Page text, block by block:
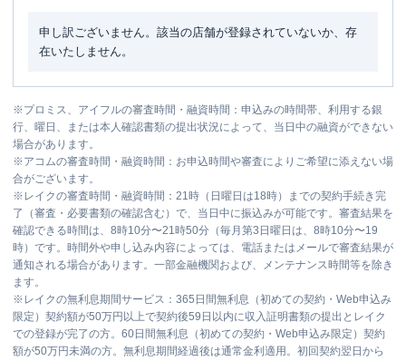
申し訳ございません。該当の店舗が登録されていないか、存
在いたしません。
※プロミス、アイフルの審査時間・融資時間：申込みの時間帯、利用する銀
行、曜日、または本人確認書類の提出状況によって、当日中の融資ができない
場合があります。
※アコムの審査時間・融資時間：お申込時間や審査によりご希望に添えない場
合がございます。
※ レイクの審査時間・融資時間：21時（日曜日は18時）までの契約手続き完
了（審査・必要書類の確認含む）で、当日中に振込みが可能です。審査結果を
確認できる時間は、8時10分〜21時50分（毎月第3日曜日は、8時10分〜19
時）です。時間外や申し込み内容によっては、電話またはメールで審査結果が
通知される場合があります。一部金融機関および、メンテナンス時間等を除き
ます。
※ レイクの無利息期間サービス：365日間無利息（初めての契約・Web申込み
限定）契約額が50万円以上で契約後59日以内に収入証明書類の提出とレイク
での登録が完了の方。60日間無利息（初めての契約・Web申込み限定）契約
額が50万円未満の方。無利息期間経過後は通常金利適用。初回契約翌日から